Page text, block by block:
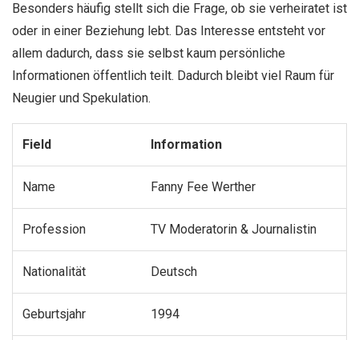
Besonders häufig stellt sich die Frage, ob sie verheiratet ist
oder in einer Beziehung lebt. Das Interesse entsteht vor
allem dadurch, dass sie selbst kaum persönliche
Informationen öffentlich teilt. Dadurch bleibt viel Raum für
Neugier und Spekulation.
Field Information
Name Fanny Fee Werther
Profession TV Moderatorin & Journalistin
Nationalität Deutsch
Geburtsjahr 1994